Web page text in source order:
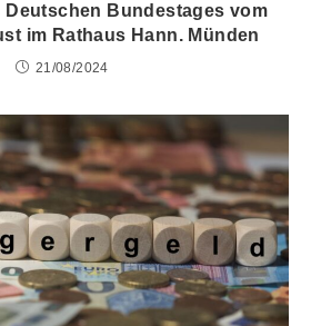
Bundestages vom
im Rathaus Hann. Münden
21/08/2024